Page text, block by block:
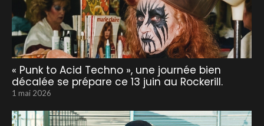
« Punk to Acid Techno », une journée bien
décalée se prépare ce 13 juin au Rockerill.
1 mai 2026